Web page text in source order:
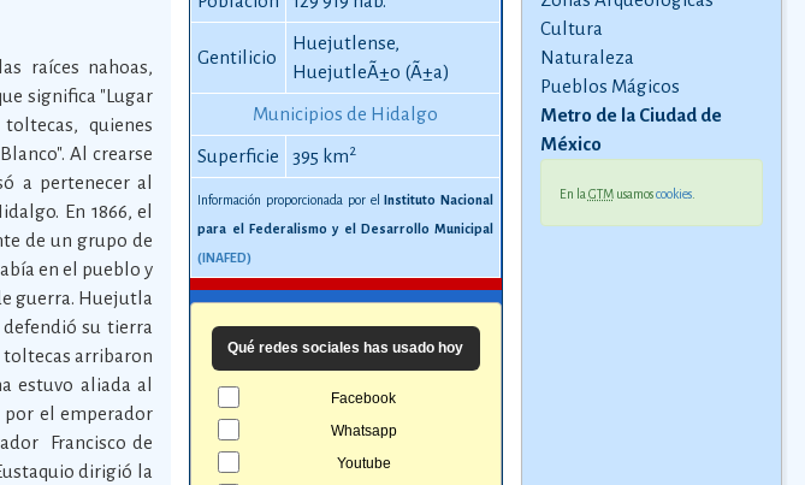
raíces nahoas,
significa "Lugar
quienes
Al crearse
a pertenecer al
En 1866, el
de un grupo de
en el pueblo y
guerra. Huejutla
su tierra
toltecas arribaron
estuvo aliada al
por el emperador
Francisco de
dirigió la
Gentilicio
Huejutlense,
HuejutleÃ±o (Ã±a)
Municipios de Hidalgo
Superficie 395 km2
Información proporcionada por elInstituto Nacional
para el Federalismo y el Desarrollo Municipal
(INAFED)
Qué redes sociales has usado hoy
Facebook
Whatsapp
Youtube
Cultura
Naturaleza
Pueblos Mágicos
Metro de la Ciudad de
México
En la GTMusamoscookies.